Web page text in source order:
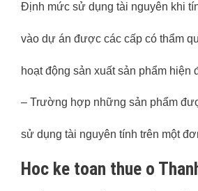
Định mức sử dụng tài nguyên khi
vào dự án được các cấp có thẩm
hoạt động sản xuất sản phẩm hiện
– Trường hợp những sản phẩm
sử dụng tài nguyên tính trên một
Hoc ke toan thue o